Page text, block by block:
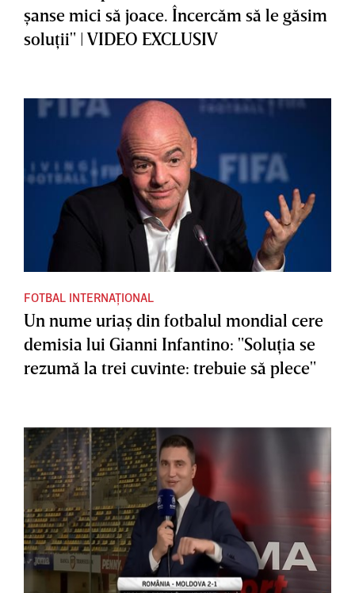
şanse mici să joace. Încercăm să le găsim
soluţii" | VIDEO EXCLUSIV
FOTBAL INTERNAȚIONAL
Un nume uriaş din fotbalul mondial cere
demisia lui Gianni Infantino: "Soluţia se
rezumă la trei cuvinte: trebuie să plece"